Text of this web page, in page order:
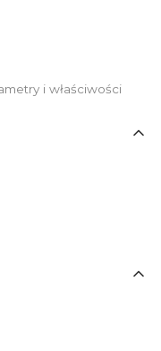
i właściwości